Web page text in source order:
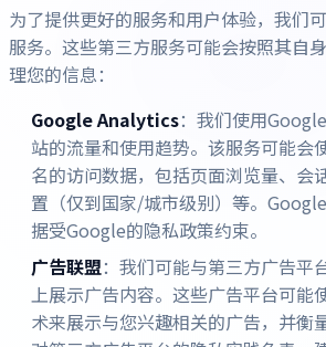
为了提供更好的服务和用户体验，我们
服务。这些第三方服务可能会按照其自
理您的信息：
Google Analytics：我们使用
站的流量和使用趋势。该服务可能会
名的访问数据，包括页面浏览量、会
置（仅到国家/城市级别）等。
据受Google的隐私政策约束。
广告联盟：我们可能与第三方广告平
上展示广告内容。这些广告平台可能
术来展示与您兴趣相关的广告，并衡